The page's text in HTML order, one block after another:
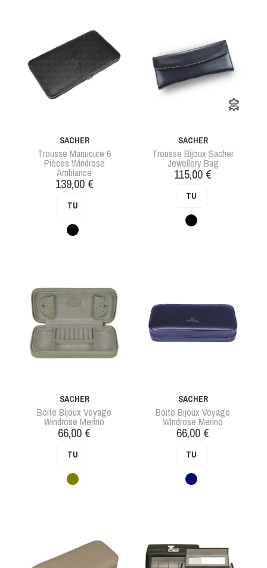
SACHER
Trousse Manucure 6
Pièces Windrose
Ambiance
Prix
139,00 €
TU
Noir
SACHER
Trousse Bijoux Sacher
Jewellery Bag
Prix
115,00 €
TU
Noir
SACHER
Boite Bijoux Voyage
Windrose Merino
Prix
66,00 €
TU
Vert
SACHER
Boite Bijoux Voyage
Windrose Merino
Prix
66,00 €
TU
Bleu